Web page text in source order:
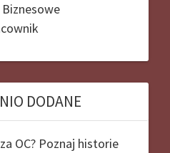
DODANE
OC? Poznaj historie